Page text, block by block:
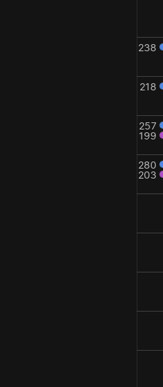
238
218
257
199
280
203